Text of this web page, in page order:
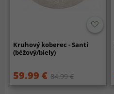
Kruhový koberec - Santi
(béžový/biely)
59.99 € 84.99 €